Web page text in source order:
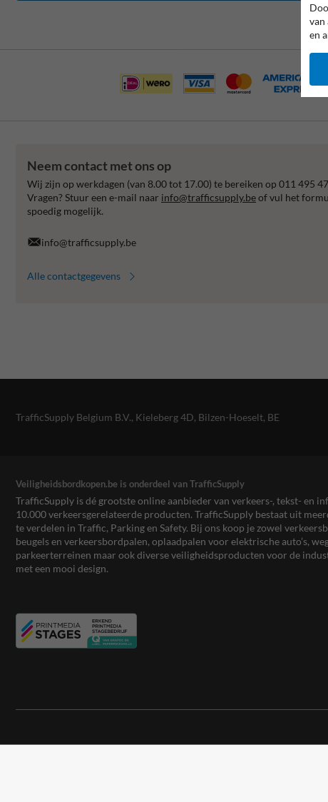
Neem contact met ons op
Wij zijn op werkdagen (van 8.00 tot 17.00) te bereiken op 011 495
Vragen? Stuur een e-mail naar info@trafficsupply.beof vul het
spoedig mogelijk.
info@trafficsupply.be
Alle contactgegevens
TrafficSupply Belgium B.V., Kieleberg 4D, Bilzen-Hoeselt, BE
Veiligheidsbordkopen.be is onderdeel van TrafficSupply
TrafficSupply is dé grootste online aanbieder van verkeers-, tekst- en
10.000 verkeersgerelateerde producten. TrafficSupply bestaat uit
te verdelen in Traffic, Parking en Safety. Bij ons koop je zowel
beugels en verkeersbordpalen, oplaadpalen voor elektrische auto’s,
parkeerterreinen maar ook diverse veiligheidsproducten voor de
met een mooi design.
van
en